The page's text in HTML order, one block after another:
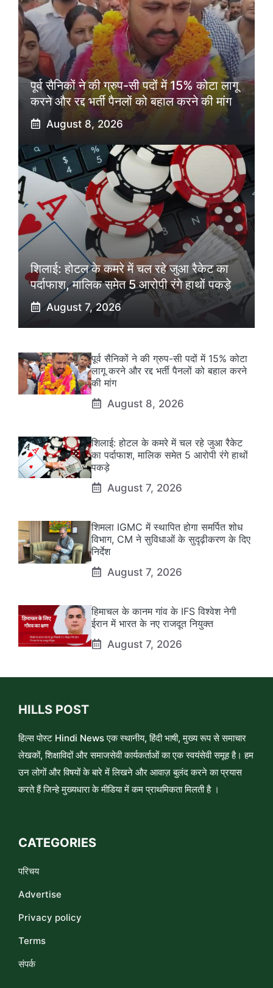
पूर्व सैनिकों ने की ग्रुप-सी पदों में 15% कोटा लागू
करने और रद्द भर्ती पैनलों को बहाल करने की मांग
August 8, 2026
शिलाई: होटल के कमरे में चल रहे जुआ रैकेट का
पर्दाफाश, मालिक समेत 5 आरोपी रंगे हाथों पकड़े
August 7, 2026
पूर्व सैनिकों ने की ग्रुप-सी पदों में 15% कोटा
लागू करने और रद्द भर्ती पैनलों को बहाल करने
की मांग
August 8, 2026
शिलाई: होटल के कमरे में चल रहे जुआ रैकेट
का पर्दाफाश, मालिक समेत 5 आरोपी रंगे हाथों
पकड़े
August 7, 2026
शिमला IGMC में स्थापित होगा समर्पित शोध
विभाग, CM ने सुविधाओं के सुदृढ़ीकरण के दिए
निर्देश
August 7, 2026
हिमाचल के कानम गांव के IFS विश्वेश नेगी
ईरान में भारत के नए राजदूत नियुक्त
August 7, 2026
HILLS POST
हिल्स पोस्ट Hindi News एक स्थानीय, हिंदी भाषी, मुख्य रूप से समाचार
लेखकों, शिक्षाविदों और समाजसेवी कार्यकर्ताओं का एक स्वयंसेवी समूह है। हम
उन लोगों और विषयों के बारे में लिखने और आवाज़ बुलंद करने का प्रयास
करते हैं जिन्हे मुख्यधारा के मीडिया में कम प्राथमिकता मिलती है ।
CATEGORIES
परिचय
Advertise
Privacy policy
Terms
संपर्क